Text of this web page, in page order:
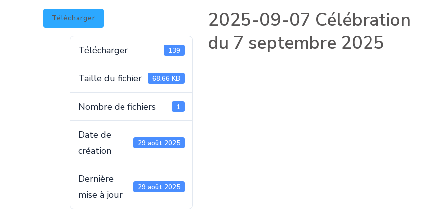
Télécharger
Télécharger 139
Taille du fichier 68.66 KB
Nombre de fichiers 1
Date de
création
29 août 2025
Dernière
mise à jour
29 août 2025
2025-09-07 Célébration
du 7 septembre 2025